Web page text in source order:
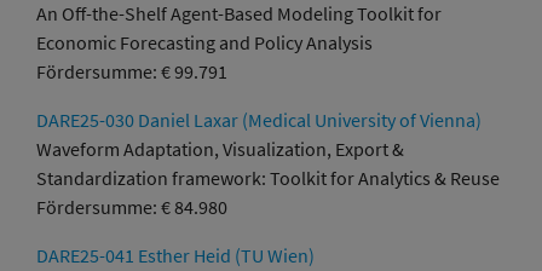
An Off-the-Shelf Agent-Based Modeling Toolkit for
Economic Forecasting and Policy Analysis
Fördersumme: € 99.791
DARE25-030 Daniel Laxar (Medical University of Vienna)
Waveform Adaptation, Visualization, Export &
Standardization framework: Toolkit for Analytics & Reuse
Fördersumme: € 84.980
DARE25-041 Esther Heid (TU Wien)